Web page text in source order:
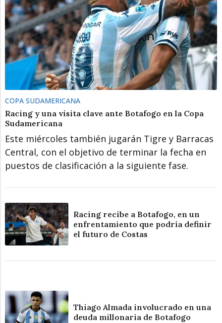
COPA SUDAMERICANA
Racing y una visita clave ante Botafogo en la Copa
Sudamericana
Este miércoles también jugarán Tigre y Barracas
Central, con el objetivo de terminar la fecha en
puestos de clasificación a la siguiente fase.
Racing recibe a Botafogo, en un
enfrentamiento que podría definir
el futuro de Costas
Thiago Almada involucrado en una
deuda millonaria de Botafogo